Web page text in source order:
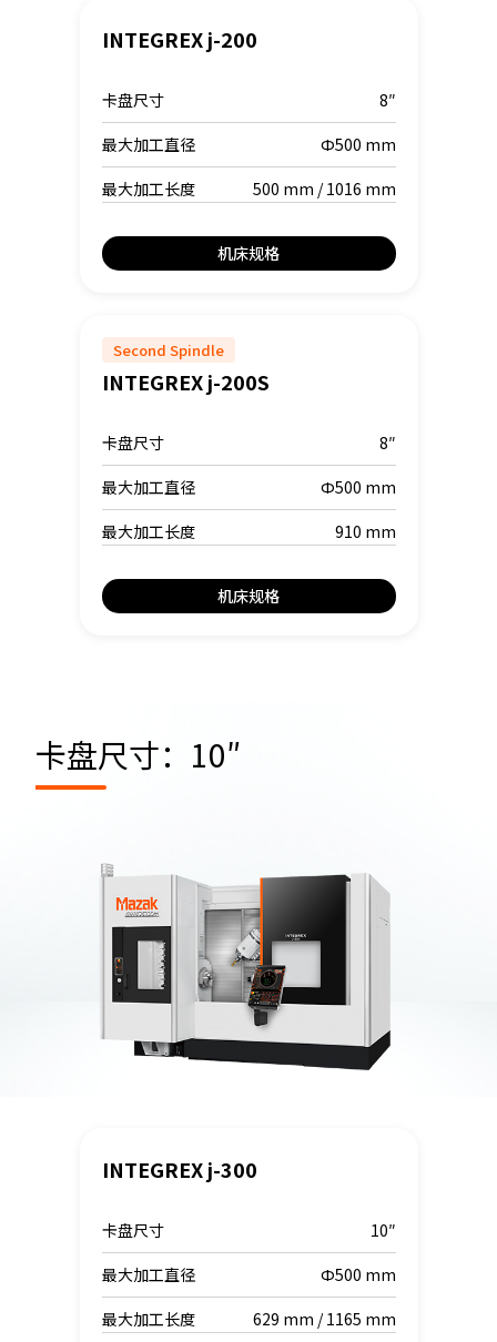
INTEGREX j-200
卡盘尺寸
8″
最大加工直径
Φ500 mm
最大加工长度
500 mm / 1016 mm
机床规格
Second Spindle
INTEGREX j-200S
卡盘尺寸
8″
最大加工直径
Φ500 mm
最大加工长度
910 mm
机床规格
卡盘尺寸：10″
INTEGREX j-300
卡盘尺寸
10″
最大加工直径
Φ500 mm
最大加工长度
629 mm / 1165 mm